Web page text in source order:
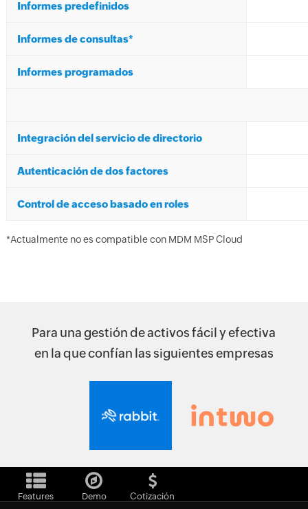
Informes predefinidos
Informes de consultas*
Informes programados
Integración del servicio de directorio
Autenticación de dos factores
Control de acceso basado en roles
*Actualmente no es compatible con MDM MSP Cloud
Para una gestión de activos fácil y efectiva
en la que confían las siguientes empresas
Features Demo Cotización